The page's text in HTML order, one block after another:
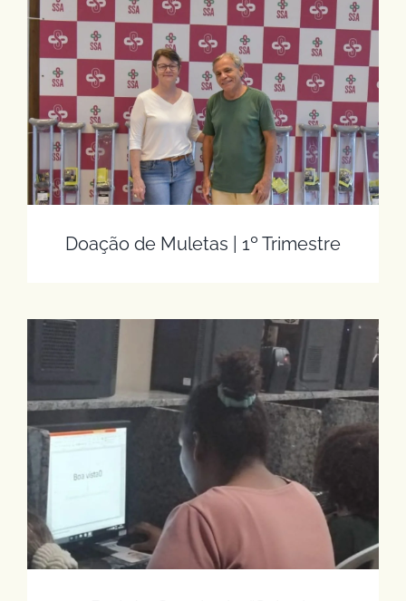
Doação de Muletas | 1º Trimestre
Doação de Muletas | 1º Trimestre
Projeto Concluído: “Sala de Informática”